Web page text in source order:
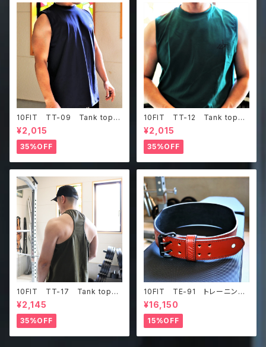
10FIT TT-09 Tank top
タンクトップ ジムウェア トレ
ーニング 筋トレ 紺
¥2,015
35%OFF
10FIT TT-12 Tank top
タンクトップ ジムウェア トレ
ーニング 筋トレ ダークグリ
ーン
¥2,015
35%OFF
10FIT TT-17 Tank top
タンクトップ ジムウェア トレ
ーニング 筋トレ カーキ
¥2,145
35%OFF
10FIT TE-91 トレーニング
ベルト リフティングベルト パ
ワーベルト レザー ブラウ
ン lifting belt power belt
¥16,150
15%OFF